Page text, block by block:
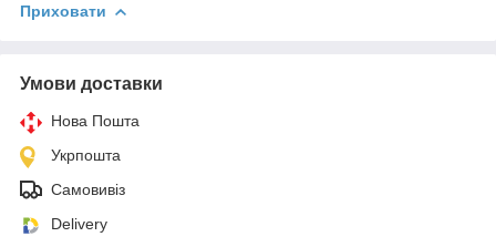
Приховати
Умови доставки
Нова Пошта
Укрпошта
Самовивіз
Delivery